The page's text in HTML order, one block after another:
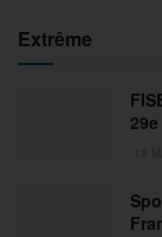
Extrême